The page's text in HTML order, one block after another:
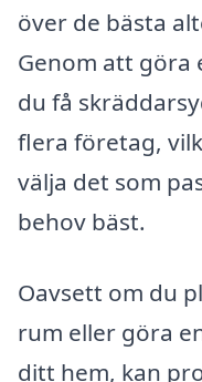
över de bästa
Genom att göra
du få
flera företag,
välja det som
behov bäst.
Oavsett om du
rum eller göra
ditt hem, kan